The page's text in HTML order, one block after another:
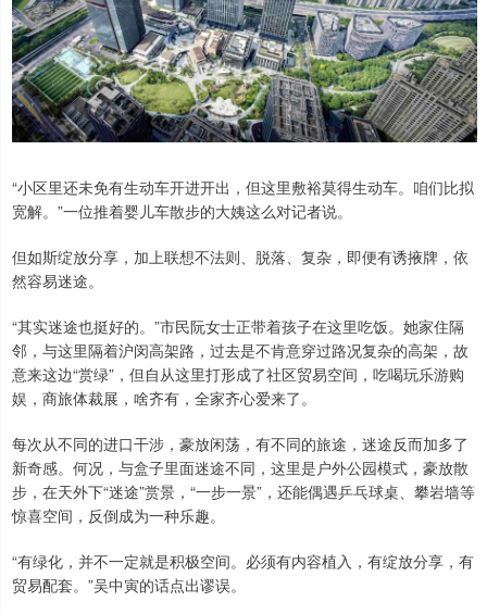
“小区里还未免有生动车开进开出，但这里敷裕莫得生动车。咱们比拟
宽解。”一位推着婴儿车散步的大姨这么对记者说。
但如斯绽放分享，加上联想不法则、脱落、复杂，即便有诱掖牌，依
然容易迷途。
“其实迷途也挺好的。”市民阮女士正带着孩子在这里吃饭。她家住隔
邻，与这里隔着沪闵高架路，过去是不肯意穿过路况复杂的高架，故
意来这边“赏绿”，但自从这里打形成了社区贸易空间，吃喝玩乐游购
娱，商旅体裁展，啥齐有，全家齐心爱来了。
每次从不同的进口干涉，豪放闲荡，有不同的旅途，迷途反而加多了
新奇感。何况，与盒子里面迷途不同，这里是户外公园模式，豪放散
步，在天外下“迷途”赏景，“一步一景”，还能偶遇乒乓球桌、攀岩墙等
惊喜空间，反倒成为一种乐趣。
“有绿化，并不一定就是积极空间。必须有内容植入，有绽放分享，有
贸易配套。”吴中寅的话点出谬误。